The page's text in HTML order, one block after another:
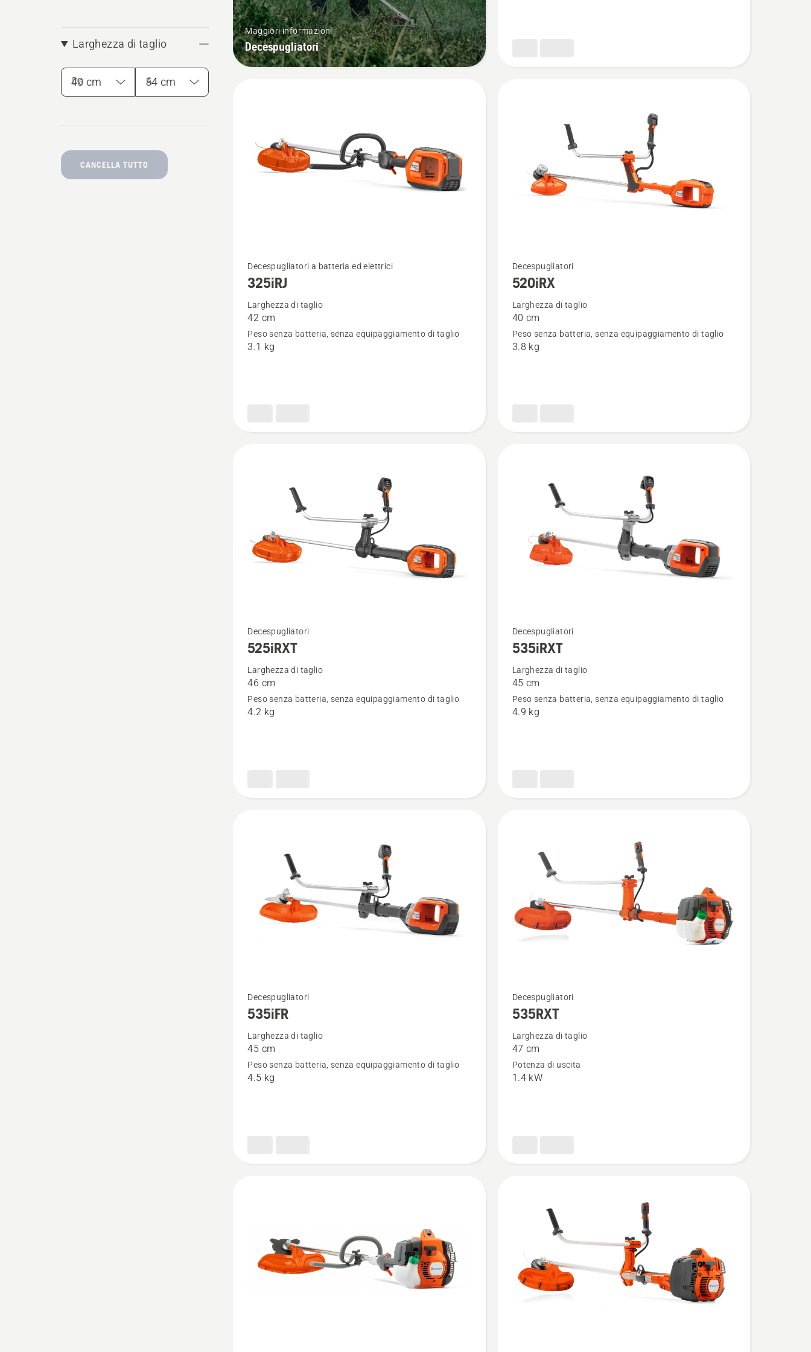
Larghezza di taglio
Da A
CANCELLA TUTTO
Maggiori informazioni
Decespugliatori
Vedi
maggiori
dettagli
325iRJ
Decespugliatori a batteria ed elettrici
325iRJ
Larghezza di taglio
42 cm
Peso senza batteria, senza equipaggiamento di taglio
3.1 kg
Vedi
maggiori
dettagli
520iRX
Decespugliatori
520iRX
Larghezza di taglio
40 cm
Peso senza batteria, senza equipaggiamento di taglio
3.8 kg
Vedi
maggiori
dettagli
525iRXT
Decespugliatori
525iRXT
Larghezza di taglio
46 cm
Peso senza batteria, senza equipaggiamento di taglio
4.2 kg
Vedi
maggiori
dettagli
535iRXT
Decespugliatori
535iRXT
Larghezza di taglio
45 cm
Peso senza batteria, senza equipaggiamento di taglio
4.9 kg
Vedi
maggiori
dettagli
535iFR
Decespugliatori
535iFR
Larghezza di taglio
45 cm
Peso senza batteria, senza equipaggiamento di taglio
4.5 kg
Vedi
maggiori
dettagli
535RXT
Decespugliatori
535RXT
Larghezza di taglio
47 cm
Potenza di uscita
1.4 kW